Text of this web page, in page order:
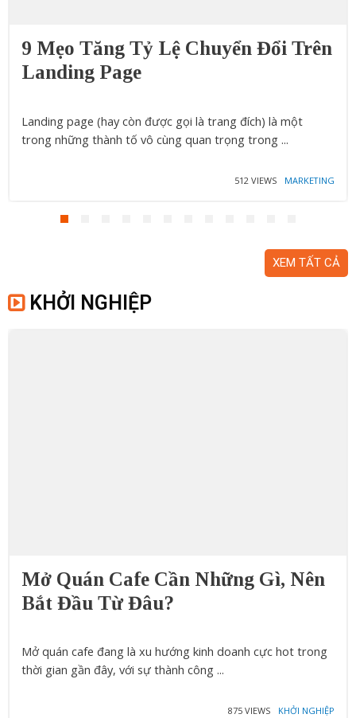
9 Mẹo Tăng Tỷ Lệ Chuyển Đổi Trên
Landing Page
Landing page (hay còn được gọi là trang đích) là một
trong những thành tố vô cùng quan trọng trong ...
512 VIEWS MARKETING
XEM TẤT CẢ
KHỞI NGHIỆP
Mở Quán Cafe Cần Những Gì, Nên
Bắt Đầu Từ Đâu?
Mở quán cafe đang là xu hướng kinh doanh cực hot trong
thời gian gần đây, với sự thành công ...
875 VIEWS KHỞI NGHIỆP